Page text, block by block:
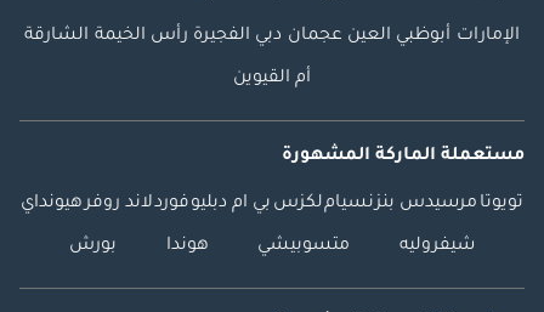
الإمارات أبوظبي العين عجمان دبي الفجيرة رأس الخيمة الشارقة
أم القيوين
مستعملة الماركة المشهورة
تويوتا مرسيدس بنزنسياملكزس بي ام دبليوفوردلاند روفرهيونداي
شيفروليه متسوبيشي هوندا بورش